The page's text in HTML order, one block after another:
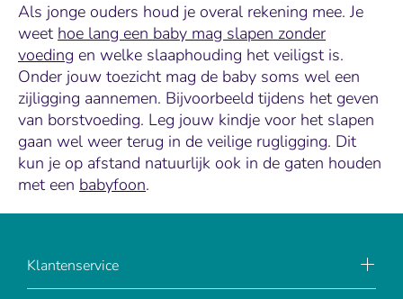
Als jonge ouders houd je overal rekening mee. Je
weet hoe lang een baby mag slapen zonder
voeding en welke slaaphouding het veiligst is.
Onder jouw toezicht mag de baby soms wel een
zijligging aannemen. Bijvoorbeeld tijdens het geven
van borstvoeding. Leg jouw kindje voor het slapen
gaan wel weer terug in de veilige rugligging. Dit
kun je op afstand natuurlijk ook in de gaten houden
met een babyfoon.
Klantenservice